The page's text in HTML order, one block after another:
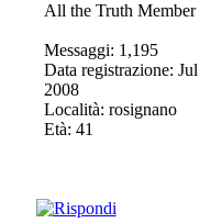
All the Truth Member
Messaggi: 1,195
Data registrazione: Jul
2008
Località: rosignano
Età: 41